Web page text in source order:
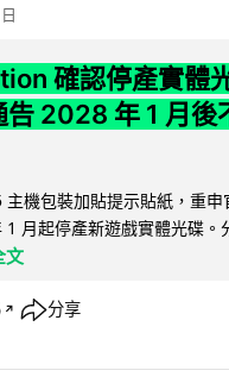
確認停產實體
告 2028 年 1 月後
主機包裝加貼提示貼紙，重
1 月起停產新遊戲實體光碟。
文
↗ 分享